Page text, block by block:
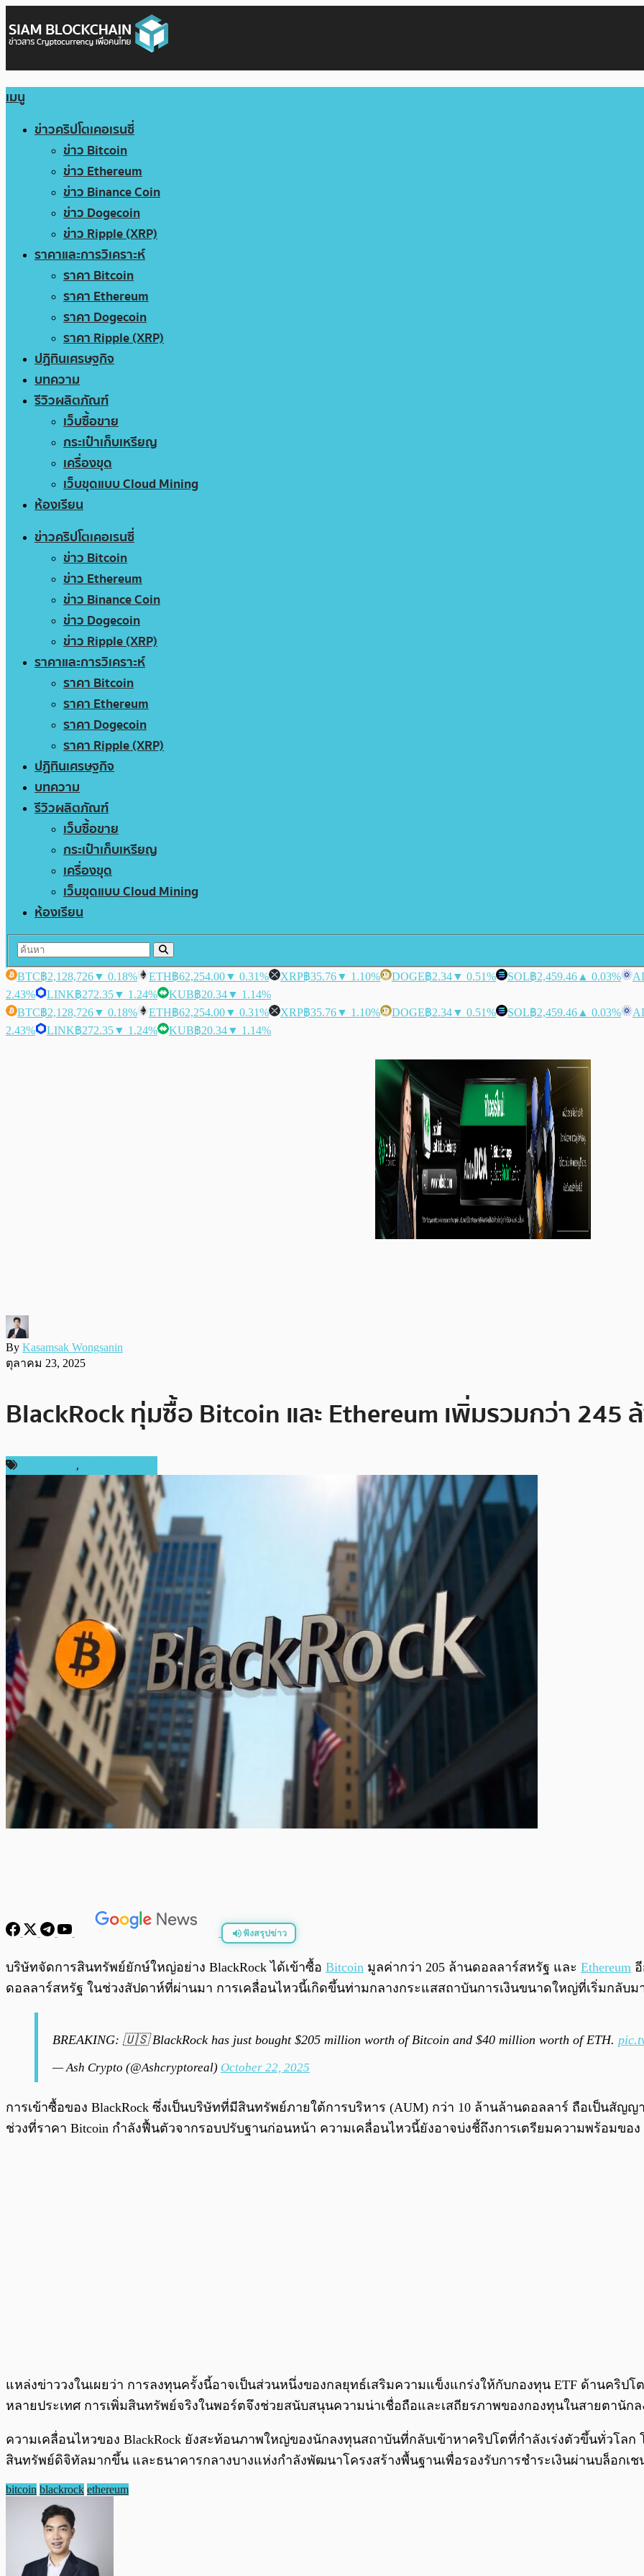
เมนู
ข่าวคริปโตเคอเรนซี่
ข่าว Bitcoin
ข่าว Ethereum
ข่าว Binance Coin
ข่าว Dogecoin
ข่าว Ripple (XRP)
ราคาและการวิเคราะห์
ราคา Bitcoin
ราคา Ethereum
ราคา Dogecoin
ราคา Ripple (XRP)
ปฏิทินเศรษฐกิจ
บทความ
รีวิวผลิตภัณฑ์
เว็บซื้อขาย
กระเป๋าเก็บเหรียญ
เครื่องขุด
เว็บขุดแบบ Cloud Mining
ห้องเรียน
ข่าวคริปโตเคอเรนซี่
ข่าว Bitcoin
ข่าว Ethereum
ข่าว Binance Coin
ข่าว Dogecoin
ข่าว Ripple (XRP)
ราคาและการวิเคราะห์
ราคา Bitcoin
ราคา Ethereum
ราคา Dogecoin
ราคา Ripple (XRP)
ปฏิทินเศรษฐกิจ
บทความ
รีวิวผลิตภัณฑ์
เว็บซื้อขาย
กระเป๋าเก็บเหรียญ
เครื่องขุด
เว็บขุดแบบ Cloud Mining
ห้องเรียน
BTC฿2,128,726▼ 0.18% ETH฿62,254.00▼ 0.31% XRP฿35.76▼ 1.10% DOGE฿2.34▼ 0.51% SOL฿2,459.46 ▲ 0.03%
2.43%
LINK฿272.35▼ 1.24% KUB฿20.34▼ 1.14%
BTC฿2,128,726▼ 0.18% ETH฿62,254.00▼ 0.31% XRP฿35.76▼ 1.10% DOGE฿2.34▼ 0.51% SOL฿2,459.46 ▲ 0.03%
2.43%
LINK฿272.35▼ 1.24% KUB฿20.34▼ 1.14%
By Kasamsak Wongsanin
ตุลาคม 23, 2025
BlackRock ทุ่มซื้อ Bitcoin และ Ethereum เพิ่มรวมกว่า 245
,
ฟังสรุปข่าว
พร้อมเล่น
บริษัทจัดการสินทรัพย์ยักษ์ใหญ่อย่าง BlackRock ได้เข้าซื้อ Bitcoin มูลค่ากว่า 205 ล้านดอลลาร์สหรัฐ และ Ethereum
ดอลลาร์สหรัฐ ในช่วงสัปดาห์ที่ผ่านมา การเคลื่อนไหวนี้เกิดขึ้นท่ามกลางกระแสสถาบันการเงินขนาดใหญ่ที่เริ่มกลับ
BREAKING: 🇺🇸 BlackRock has just bought $205 million worth of Bitcoin and $40 million worth of ETH.
— Ash Crypto (@Ashcryptoreal) October 22, 2025
การเข้าซื้อของ BlackRock ซึ่งเป็นบริษัทที่มีสินทรัพย์ภายใต้การบริหาร (AUM) กว่า 10 ล้านล้านดอลลาร์ ถือเป็นสั
ช่วงที่ราคา Bitcoin กำลังฟื้นตัวจากรอบปรับฐานก่อนหน้า ความเคลื่อนไหวนี้ยังอาจบ่งชี้ถึงการเตรียมความพร้อมขอ
แหล่งข่าววงในเผยว่า การลงทุนครั้งนี้อาจเป็นส่วนหนึ่งของกลยุทธ์เสริมความแข็งแกร่งให้กับกองทุน ETF ด้านคริป
หลายประเทศ การเพิ่มสินทรัพย์จริงในพอร์ตจึงช่วยสนับสนุนความน่าเชื่อถือและเสถียรภาพของกองทุนในสายตานัก
ความเคลื่อนไหวของ BlackRock ยังสะท้อนภาพใหญ่ของนักลงทุนสถาบันที่กลับเข้าหาคริปโตที่กำลังเร่งตัวขึ้นทั่วโลก
สินทรัพย์ดิจิทัลมากขึ้น และธนาคารกลางบางแห่งกำลังพัฒนาโครงสร้างพื้นฐานเพื่อรองรับการชำระเงินผ่านบล็อกเ
bitcoin blackrock ethereum